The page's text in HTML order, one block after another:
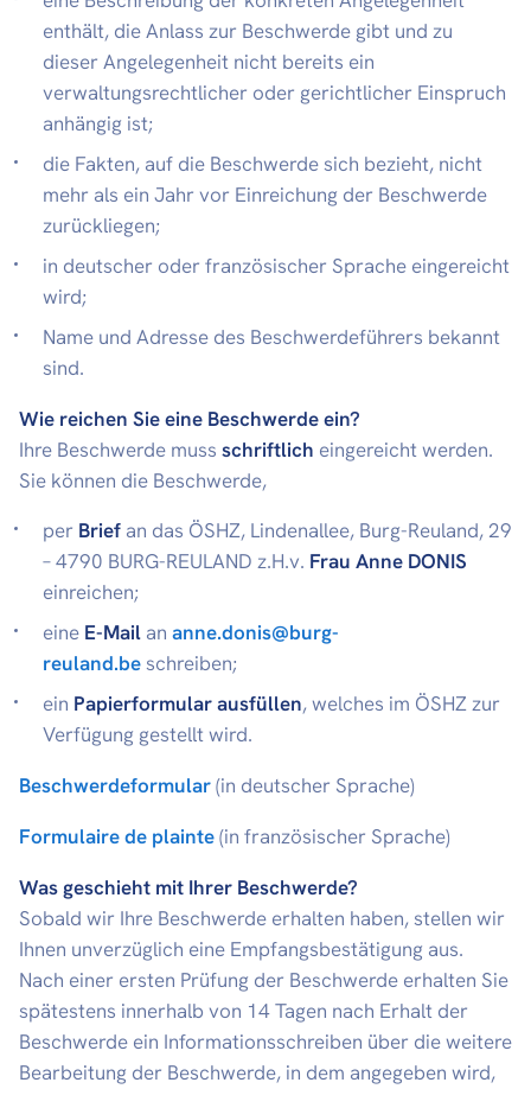
enthält, die Anlass zur Beschwerde gibt und zu
dieser Angelegenheit nicht bereits ein
verwaltungsrechtlicher oder gerichtlicher Einspruch
anhängig ist;
die Fakten, auf die Beschwerde sich bezieht, nicht
mehr als ein Jahr vor Einreichung der Beschwerde
zurückliegen;
in deutscher oder französischer Sprache eingereicht
wird;
Name und Adresse des Beschwerdeführers bekannt
sind.
Wie reichen Sie eine Beschwerde ein?
Ihre Beschwerde muss schriftlich eingereicht werden.
Sie können die Beschwerde,
per Brief an das ÖSHZ, Lindenallee, Burg-Reuland, 29
– 4790 BURG-REULAND z.H.v. Frau Anne DONIS
einreichen;
eine E-Mail an anne.donis@burg-
reuland.beschreiben;
ein Papierformular ausfüllen, welches im ÖSHZ zur
Verfügung gestellt wird.
Beschwerdeformular(in deutscher Sprache)
Formulaire de plainte(in französischer Sprache)
Was geschieht mit Ihrer Beschwerde?
Sobald wir Ihre Beschwerde erhalten haben, stellen wir
Ihnen unverzüglich eine Empfangsbestätigung aus.
Nach einer ersten Prüfung der Beschwerde erhalten Sie
spätestens innerhalb von 14 Tagen nach Erhalt der
Beschwerde ein Informationsschreiben über die weitere
Bearbeitung der Beschwerde, in dem angegeben wird,